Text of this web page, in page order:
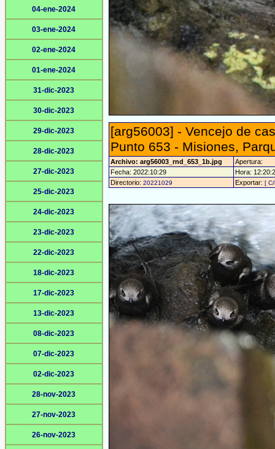
04-ene-2024
03-ene-2024
02-ene-2024
01-ene-2024
31-dic-2023
30-dic-2023
29-dic-2023
28-dic-2023
27-dic-2023
25-dic-2023
24-dic-2023
23-dic-2023
22-dic-2023
18-dic-2023
17-dic-2023
13-dic-2023
08-dic-2023
07-dic-2023
02-dic-2023
28-nov-2023
27-nov-2023
26-nov-2023
[arg56003] - Vencejo de
Punto 653 - Misiones,
Archivo: arg56003_rnd_653_1b.jpg
Apertura:
Fecha: 2022:10:29
Hora:
Directorio: 20221029 Exportar: [